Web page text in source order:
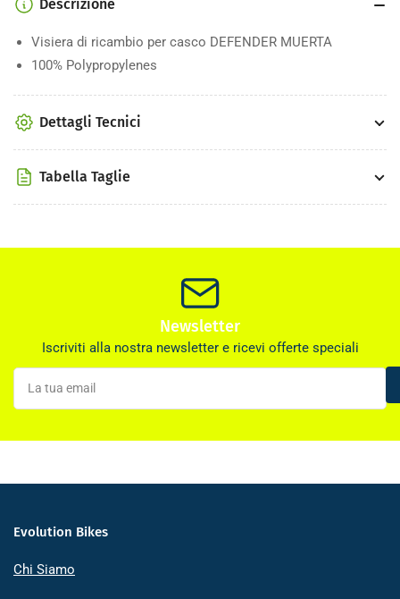
Muerta
Descrizione
Visiera di ricambio per casco DEFENDER MUERTA
100% Polypropylenes
Dettagli Tecnici
Tabella Taglie
Newsletter
Iscriviti alla nostra newsletter e ricevi offerte speciali
La
tua
email
Evolution Bikes
Chi Siamo